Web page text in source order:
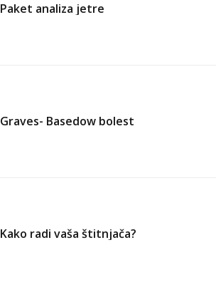
Paket analiza jetre
Graves- Basedow bolest
Kako radi vaša štitnjača?